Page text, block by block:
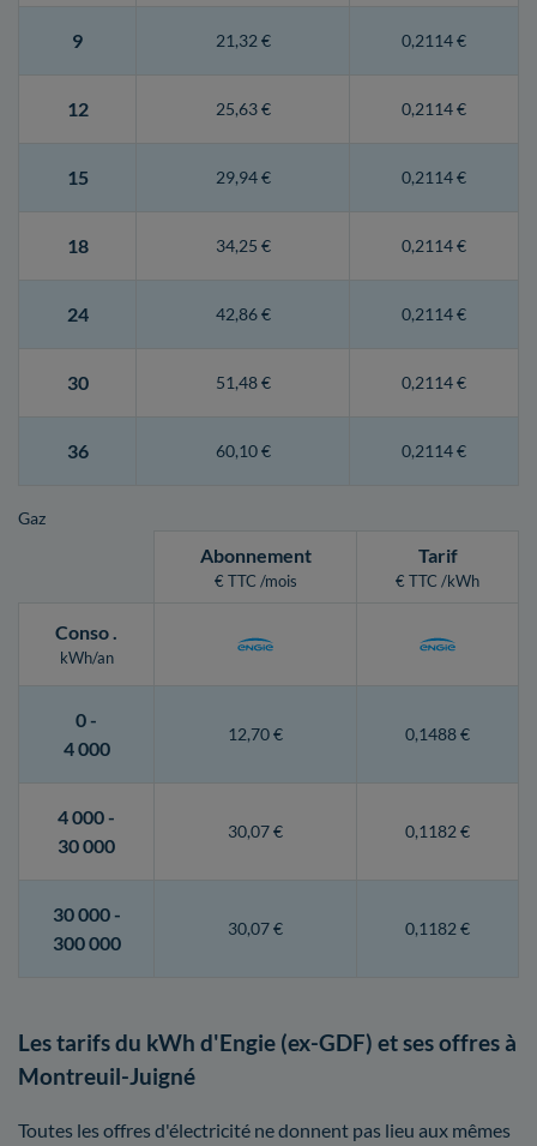
9 21,32 € 0,2114 €
12 25,63 € 0,2114 €
15 29,94 € 0,2114 €
18 34,25 € 0,2114 €
24 42,86 € 0,2114 €
30 51,48 € 0,2114 €
36 60,10 € 0,2114 €
Gaz
Abonnement
€ TTC /mois
Tarif
€ TTC /kWh
Conso.
kWh/an
0 -
4 000
12,70 € 0,1488 €
4 000 -
30 000
30,07 € 0,1182 €
30 000 -
300 000
30,07 € 0,1182 €
Les tarifs du kWh d'Engie (ex-GDF) et ses offres à
Montreuil-Juigné
Toutes les offres d'électricité ne donnent pas lieu aux mêmes